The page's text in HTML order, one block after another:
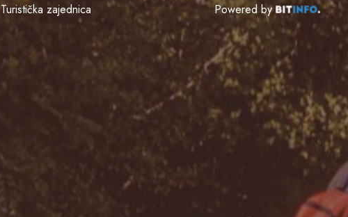
Turistička zajednica
Powered by